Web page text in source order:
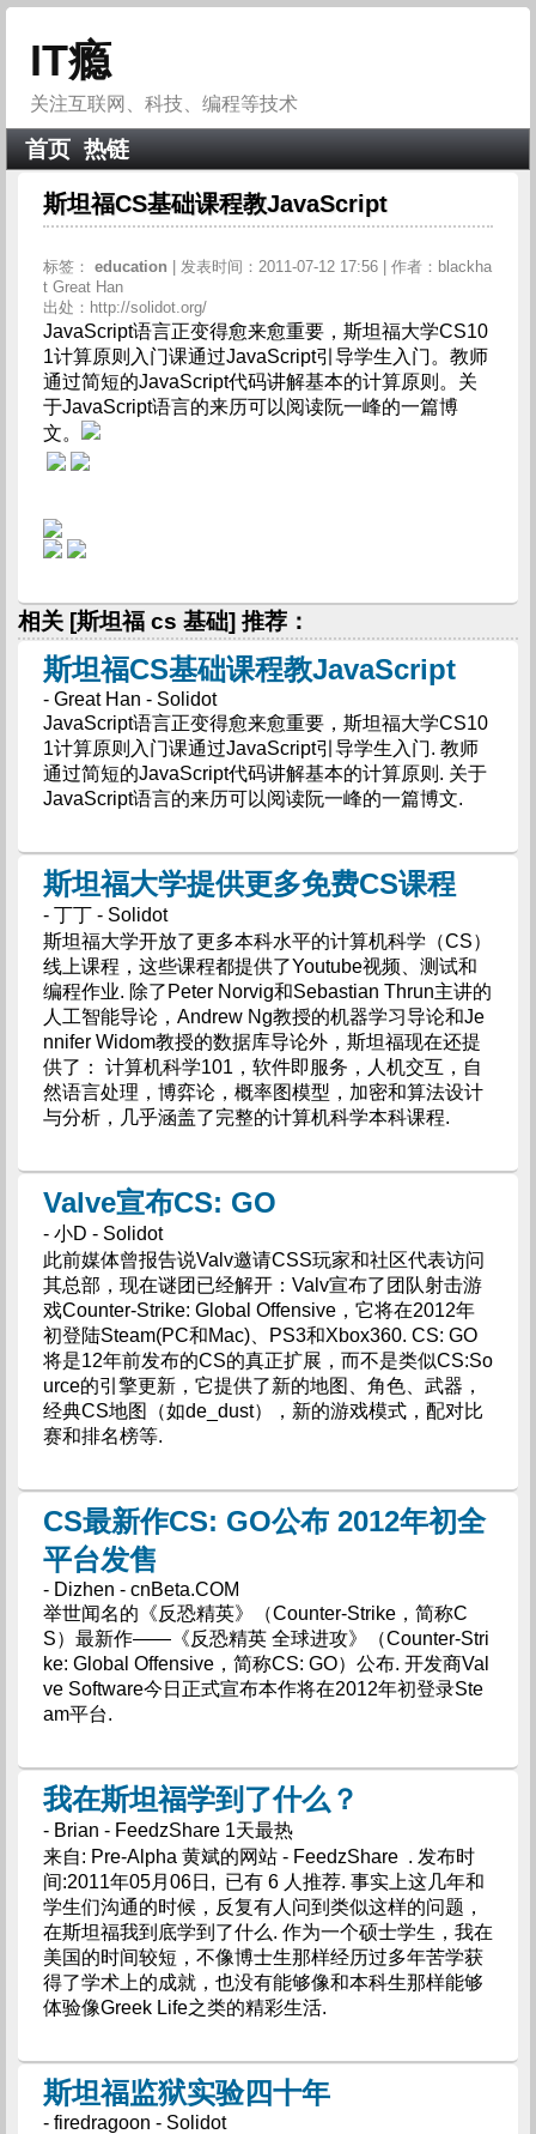
IT瘾
关注互联网、科技、编程等技术
首页 热链
斯坦福CS基础课程教JavaScript
标签： education
| 发表时间：2011-07-12 17:56 | 作者：blackha
t Great Han
出处：http://solidot.org/
JavaScript语言正变得愈来愈重要，斯坦福大学CS10
1计算原则入门课通过JavaScript引导学生入门。教师
通过简短的JavaScript代码讲解基本的计算原则。关
于JavaScript语言的来历可以阅读阮一峰的一篇博
文。
相关 [斯坦福 cs 基础] 推荐：
斯坦福CS基础课程教JavaScript
- Great Han - Solidot
JavaScript语言正变得愈来愈重要，斯坦福大学CS10
1计算原则入门课通过JavaScript引导学生入门. 教师
通过简短的JavaScript代码讲解基本的计算原则. 关于
JavaScript语言的来历可以阅读阮一峰的一篇博文.
斯坦福大学提供更多免费CS课程
- 丁丁 - Solidot
斯坦福大学开放了更多本科水平的计算机科学（CS）
线上课程，这些课程都提供了Youtube视频、测试和
编程作业. 除了Peter Norvig和Sebastian Thrun主讲的
人工智能导论，Andrew Ng教授的机器学习导论和Je
nnifer Widom教授的数据库导论外，斯坦福现在还提
供了： 计算机科学101，软件即服务，人机交互，自
然语言处理，博弈论，概率图模型，加密和算法设计
与分析，几乎涵盖了完整的计算机科学本科课程.
Valve宣布CS: GO
- 小D - Solidot
此前媒体曾报告说Valv邀请CSS玩家和社区代表访问
其总部，现在谜团已经解开：Valv宣布了团队射击游
戏Counter-Strike: Global Offensive，它将在2012年
初登陆Steam(PC和Mac)、PS3和Xbox360. CS: GO
将是12年前发布的CS的真正扩展，而不是类似CS:So
urce的引擎更新，它提供了新的地图、角色、武器，
经典CS地图（如de_dust），新的游戏模式，配对比
赛和排名榜等.
CS最新作CS: GO公布 2012年初全
平台发售
- Dizhen - cnBeta.COM
举世闻名的《反恐精英》（Counter-Strike，简称C
S）最新作――《反恐精英 全球进攻》（Counter-Stri
ke: Global Offensive，简称CS: GO）公布. 开发商Val
ve Software今日正式宣布本作将在2012年初登录Ste
am平台.
我在斯坦福学到了什么？
- Brian - FeedzShare 1天最热
来自: Pre-Alpha 黄斌的网站 - FeedzShare . 发布时
间:2011年05月06日, 已有 6 人推荐. 事实上这几年和
学生们沟通的时候，反复有人问到类似这样的问题，
在斯坦福我到底学到了什么. 作为一个硕士学生，我在
美国的时间较短，不像博士生那样经历过多年苦学获
得了学术上的成就，也没有能够像和本科生那样能够
体验像Greek Life之类的精彩生活.
斯坦福监狱实验四十年
- firedragoon - Solidot